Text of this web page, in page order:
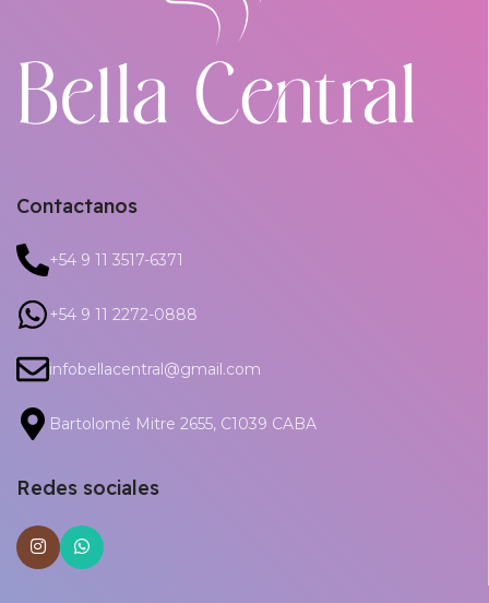
Contactanos
+54 9 11 3517-6371
+54 9 11 2272-0888
infobellacentral@gmail.com
Bartolomé Mitre 2655, C1039 CABA
Redes sociales